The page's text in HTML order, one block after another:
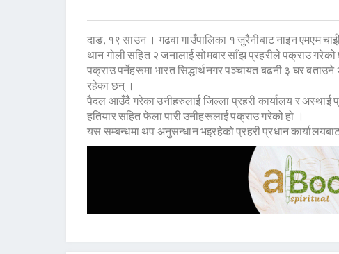
दाङ, १९ साउन । गढवा गाउँपालिका १ जुरैनीबाट नाइन एमएम
थान गोली सहित २ जनालाई सोमबार साँझ प्रहरीले पक्राउ गरेको
पक्राउ पर्नेहरूमा भारत सिद्धार्थनगर पञ्चायत बढनी ३ घर
रहेका छन् ।
पैदल आउँदै गरेका उनीहरुलाई जिल्ला प्रहरी कार्यालय र अस्थाई
हतियार सहित फेला पारी उनीहरूलाई पक्राउ गरेको हो ।
यस सम्बन्धमा थप अनुसन्धान भइरहेको प्रहरी प्रधान